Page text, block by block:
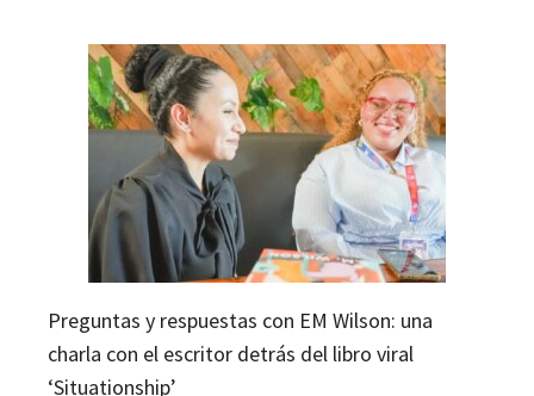
Preguntas y respuestas con EM Wilson: una
charla con el escritor detrás del libro viral
‘Situationship’